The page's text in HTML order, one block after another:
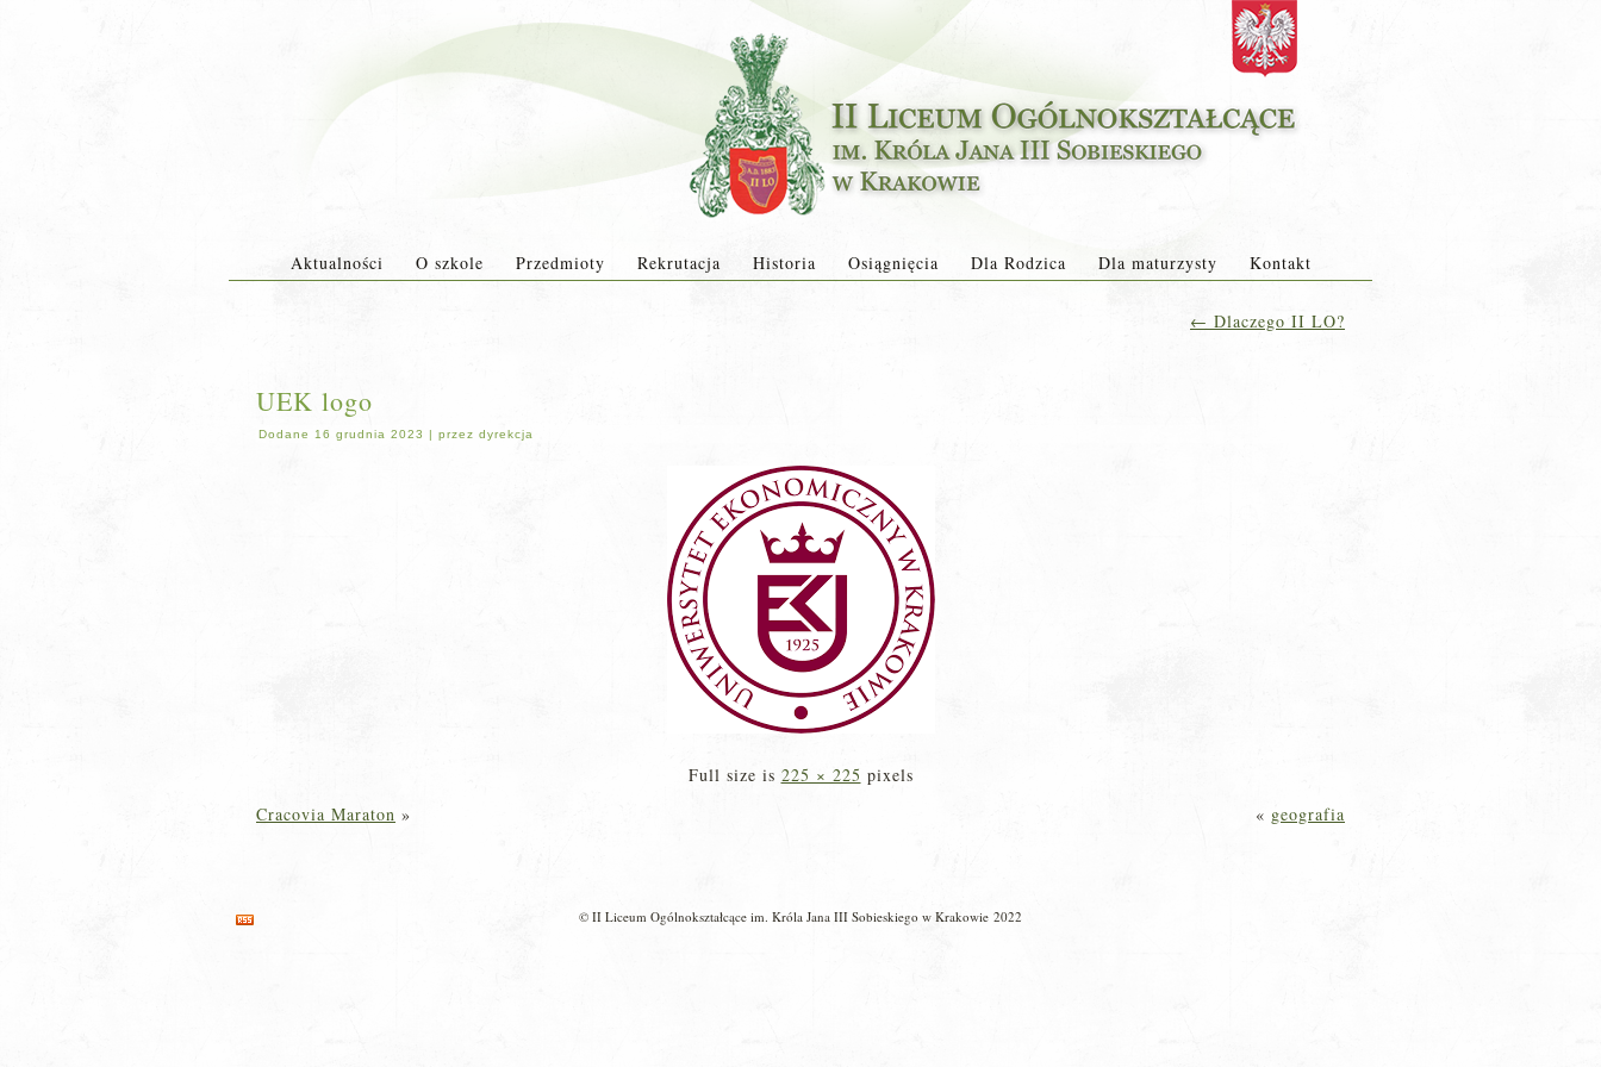
Aktualności O szkole Przedmioty Rekrutacja Historia Osiągnięcia Dla Rodzica Dla maturzysty Kontakt
← Dlaczego II LO?
UEK logo
Dodane 16 grudnia 2023 | przez dyrekcja
Full size is 225 × 225 pixels
Cracovia Maraton » « geografia
© II Liceum Ogólnokształcące im. Króla Jana III Sobieskiego w Krakowie 2022